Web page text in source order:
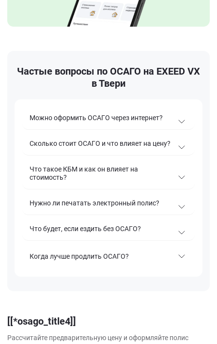
Частые вопросы по ОСАГО на EXEED VX
в Твери
Можно оформить ОСАГО через интернет?
Сколько стоит ОСАГО и что влияет на цену?
Что такое КБМ и как он влияет на
стоимость?
Нужно ли печатать электронный полис?
Что будет, если ездить без ОСАГО?
Когда лучше продлить ОСАГО?
[[*osago_title4]]
Рассчитайте предварительную цену и оформляйте полис